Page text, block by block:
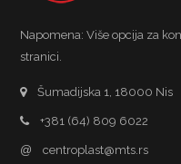
Napomena: Više opcija za
stranici.
Šumadijska 1, 18000 Nis
+381 (64) 809 6022
@ centroplast@mts.rs